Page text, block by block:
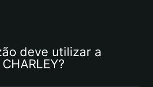
deve utilizar a